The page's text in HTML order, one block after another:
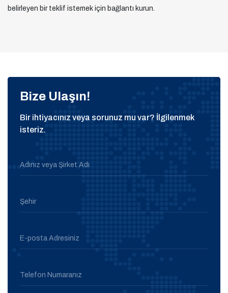
belirleyen bir teklif istemek için bağlantı kurun.
Bize Ulaşın!
Bir ihtiyacınız veya sorunuz mu var? İlgilenmek
isteriz.
Adınız veya Şirket Adı
Şehir
E-posta Adresiniz
Telefon Numaranız